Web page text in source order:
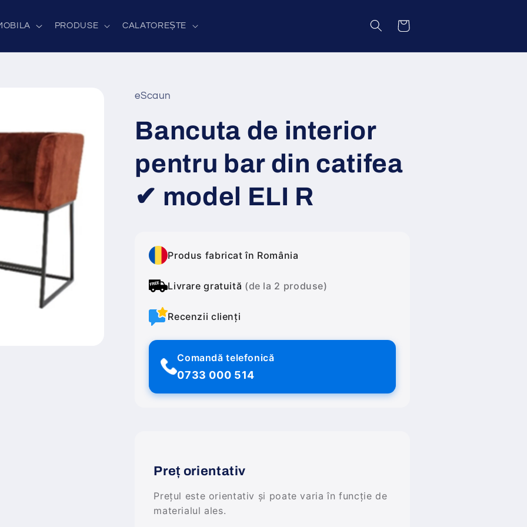
PRODUSE CALATOREȘTE Coș
eScaun
Bancuta de interior
pentru bar din catifea
✔ model ELI R
Produs fabricat în România
Livrare gratuită (de la 2 produse)
Recenzii clienți
Comandă telefonică
0733 000 514
Preț orientativ
Prețul este orientativ și poate varia în funcție de
materialul ales.